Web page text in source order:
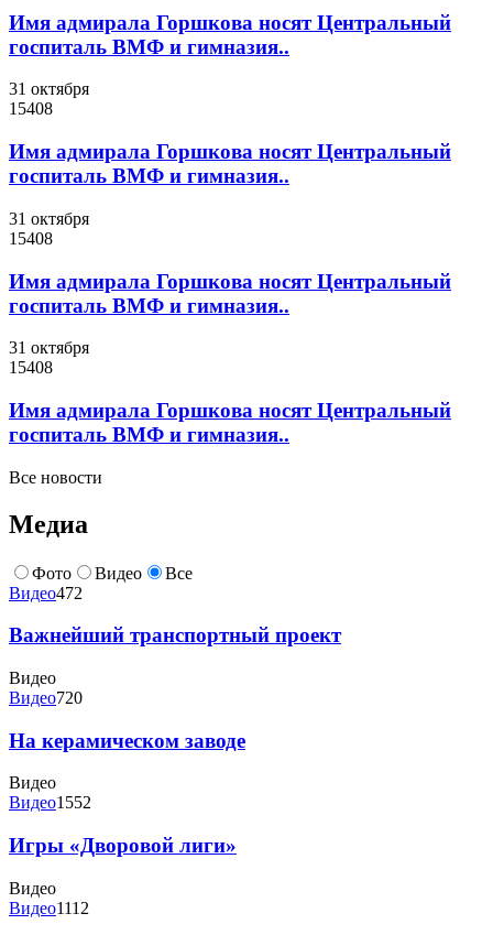
Имя адмирала Горшкова носят Центральный
госпиталь ВМФ и гимназия..
31 октября
15408
Имя адмирала Горшкова носят Центральный
госпиталь ВМФ и гимназия..
31 октября
15408
Имя адмирала Горшкова носят Центральный
госпиталь ВМФ и гимназия..
31 октября
15408
Имя адмирала Горшкова носят Центральный
госпиталь ВМФ и гимназия..
Все новости
Медиа
Фото Видео
Все
Видео472
Важнейший транспортный проект
Видео
Видео720
На керамическом заводе
Видео
Видео1552
Игры «Дворовой лиги»
Видео
Видео1112